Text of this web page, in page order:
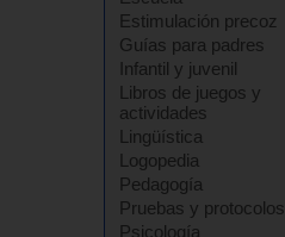
Estimulación precoz
Guías para padres
Infantil y juvenil
Libros de juegos y
actividades
Lingüística
Logopedia
Pedagogía
Pruebas y protocolos
Psicología